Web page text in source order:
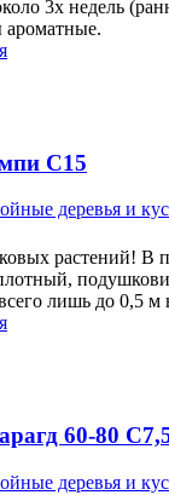
3х недель
С15
деревья и
растений! В
лишь до 0,5 м
60-80
деревья и